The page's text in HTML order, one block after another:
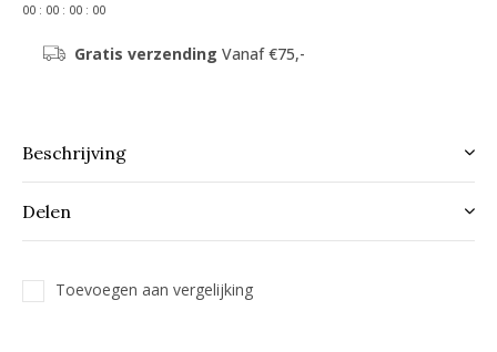
00 : 00 : 00 : 00
Gratis verzending Vanaf €75,-
Beschrijving
Delen
Toevoegen aan vergelijking